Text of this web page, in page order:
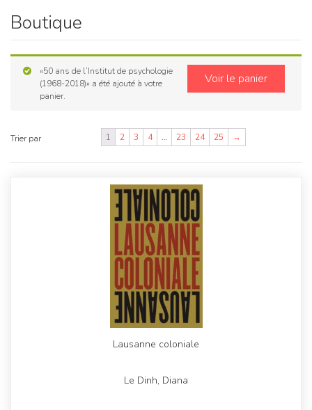
Skip
content
Boutique
Voir le panier
«50 ans de l’Institut de psychologie
(1968-2018)» a été ajouté à votre
panier.
Trier par
Lausanne coloniale
Le Dinh, Diana
1 2 3 4 … 23 24 25 →